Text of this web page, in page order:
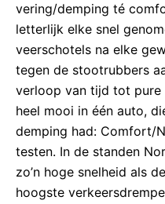
vering/demping té
letterlijk elke snel
veerschotels na elke
tegen de stootrubbers
verloop van tijd tot pure
heel mooi in één auto,
demping had: Comfort/
testen. In de standen
zo’n hoge snelheid als
hoogste